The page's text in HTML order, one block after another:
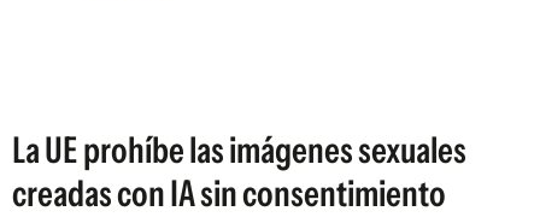
La UE prohíbe las imágenes sexuales
creadas con IA sin consentimiento